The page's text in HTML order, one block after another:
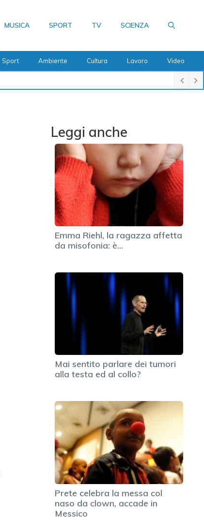
MUSICA SPORT TV SCIENZA
Sport Ambiente Cultura Lavoro Video
Leggi anche
Emma Riehl, la ragazza affetta
da misofonia: è…
Mai sentito parlare dei tumori
alla testa ed al collo?
Prete celebra la messa col
naso da clown, accade in
Messico